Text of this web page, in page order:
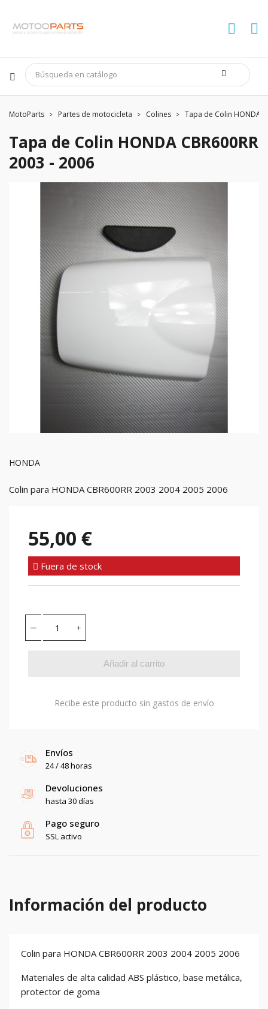
MotoParts Partes de motocicleta Colines Tapa de Colin HONDA
Tapa de Colin HONDA CBR600RR
2003 - 2006
HONDA
Colin para HONDA CBR600RR 2003 2004 2005 2006
55,00 €
Fuera de stock
Añadir al carrito
Recibe este producto sin gastos de envío
Envíos
24 / 48 horas
Devoluciones
hasta 30 días
Pago seguro
SSL activo
Información del producto
Colin para HONDA CBR600RR 2003 2004 2005 2006
Materiales de alta calidad ABS plástico, base metálica,
protector de goma